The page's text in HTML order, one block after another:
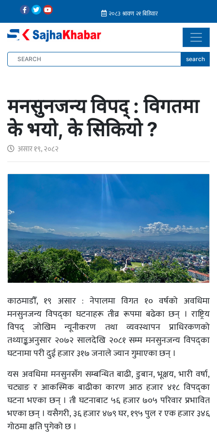
search
मनसुनजन्य विपद् : विगतमा
के भयो, के सिकियो ?
असार १९, २०८२
काठमाडौँ, १९ असार : नेपालमा विगत १० वर्षको अवधिमा
मनसुनजन्य विपद्का घटनाहरू तीव्र रूपमा बढेका छन् । राष्ट्रिय
विपद् जोखिम न्यूनीकरण तथा व्यवस्थापन प्राधिरकणको
तथ्याङ्कअनुसार २०७२ सालदेखि २०८१ सम्म मनसुनजन्य विपद्का
घटनामा परी दुई हजार ३१७ जनाले ज्यान गुमाएका छन् ।
यस अवधिमा मनसुनसँग सम्बन्धित बाढी, डुबान, भूक्षय, भारी वर्षा,
चट्याङ र आकस्मिक बाढीका कारण आठ हजार ४१८ विपद्का
घटना भएका छन् । ती घटनाबाट ५६ हजार ७०५ परिवार प्रभावित
भएका छन् । यसैगरी, ३६ हजार ४७९ घर, १९५ पुल र एक हजार ३४६
गोठमा क्षति पुगेको छ ।